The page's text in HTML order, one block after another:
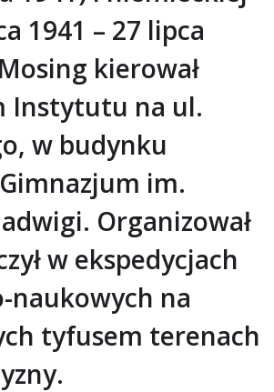
1941 – 27 lipca
kierował
Instytutu na ul.
w budynku
im.
Organizował
w ekspedycjach
naukowych na
tyfusem terenach